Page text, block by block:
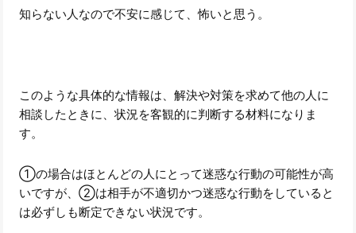
知らない人なので不安に感じて、怖いと思う。
このような具体的な情報は、解決や対策を求めて他の人に
相談したときに、状況を客観的に判断する材料になりま
す。
①の場合はほとんどの人にとって迷惑な行動の可能性が高
いですが、②は相手が不適切かつ迷惑な行動をしていると
は必ずしも断定できない状況です。